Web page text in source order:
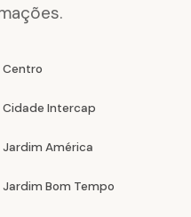
Centro
Cidade Intercap
Jardim América
Jardim Bom Tempo